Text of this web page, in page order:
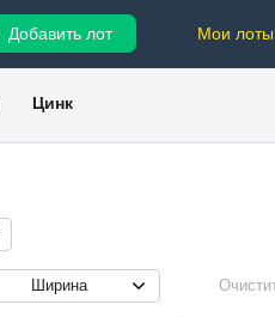
Мои лоты
Добавить лот
Цинк
Ширина